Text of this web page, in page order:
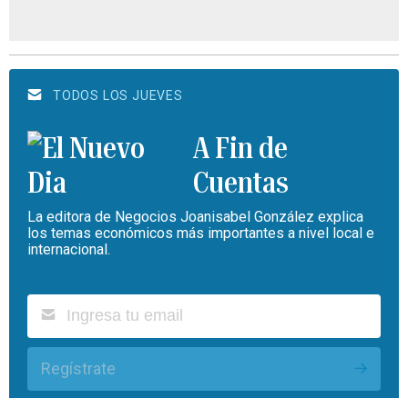
TODOS LOS JUEVES
A Fin de
Cuentas
La editora de Negocios Joanisabel González explica
los temas económicos más importantes a nivel local e
internacional.
Regístrate